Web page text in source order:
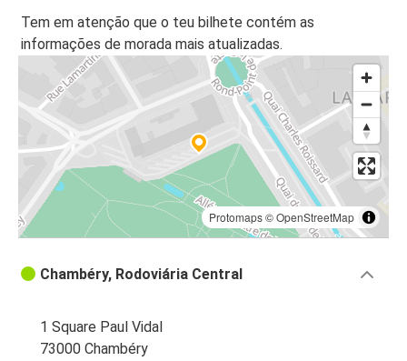
Tem em atenção que o teu bilhete contém as
informações de morada mais atualizadas.
Protomaps©OpenStreetMap
Chambéry, Rodoviária Central
1 Square Paul Vidal
73000 Chambéry